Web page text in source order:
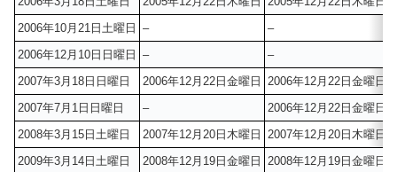
2006年10月21日土曜日
– –
2006年12月10日日曜日
– –
2007年3月18日日曜日
2006年12月22日金曜日 2006年12月22日金曜日
2007年7月1日日曜日
– 2006年12月22日金曜日
2008年3月15日土曜日
2007年12月20日木曜日 2007年12月20日木曜日
2009年3月14日土曜日
2008年12月19日金曜日 2008年12月19日金曜日